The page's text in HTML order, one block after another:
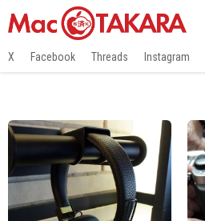
X Facebook Threads Instagram